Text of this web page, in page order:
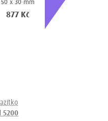
50 x 30 mm
877 Kč
5200